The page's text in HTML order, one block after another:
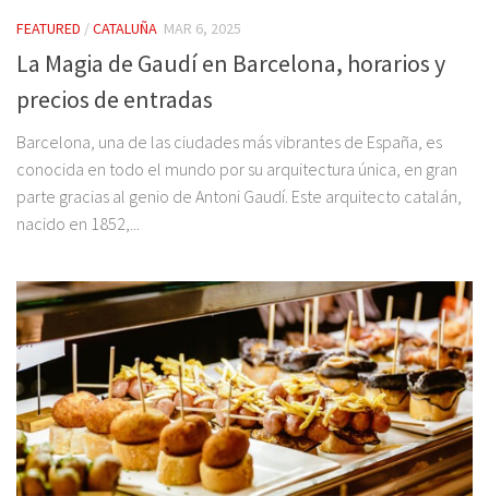
FEATURED /CATALUÑA MAR 6, 2025
La Magia de Gaudí en Barcelona, horarios y
precios de entradas
Barcelona, una de las ciudades más vibrantes de España, es
conocida en todo el mundo por su arquitectura única, en gran
parte gracias al genio de Antoni Gaudí. Este arquitecto catalán,
nacido en 1852,...